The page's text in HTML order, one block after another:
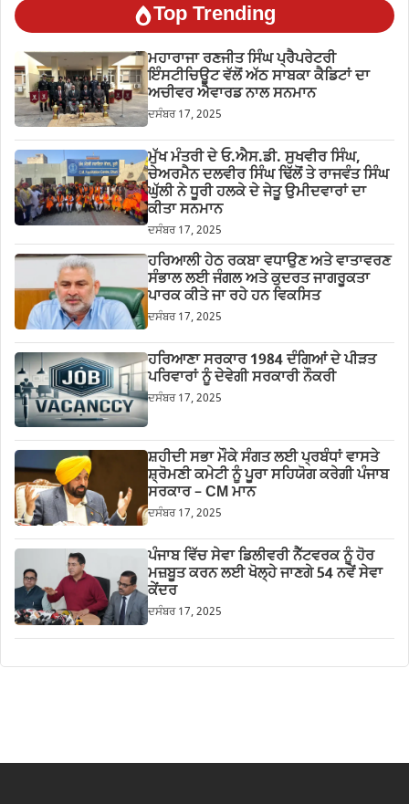
Top Trending
ਮਹਾਰਾਜਾ ਰਣਜੀਤ ਸਿੰਘ ਪ੍ਰੈਪਰੇਟਰੀ
ਇੰਸਟੀਚਿਊਟ ਵੱਲੋਂ ਅੱਠ ਸਾਬਕਾ ਕੈਡਿਟਾਂ ਦਾ
ਅਚੀਵਰ ਐਵਾਰਡ ਨਾਲ ਸਨਮਾਨ
ਦਸੰਬਰ 17, 2025
ਮੁੱਖ ਮੰਤਰੀ ਦੇ ਓ.ਐਸ.ਡੀ. ਸੁਖਵੀਰ ਸਿੰਘ,
ਚੇਅਰਮੈਨ ਦਲਵੀਰ ਸਿੰਘ ਢਿੱਲੋਂ ਤੇ ਰਾਜਵੰਤ ਸਿੰਘ
ਘੁੱਲੀ ਨੇ ਧੂਰੀ ਹਲਕੇ ਦੇ ਜੇਤੂ ਉਮੀਦਵਾਰਾਂ ਦਾ
ਕੀਤਾ ਸਨਮਾਨ
ਦਸੰਬਰ 17, 2025
ਹਰਿਆਲੀ ਹੇਠ ਰਕਬਾ ਵਧਾਉਣ ਅਤੇ ਵਾਤਾਵਰਣ
ਸੰਭਾਲ ਲਈ ਜੰਗਲ ਅਤੇ ਕੁਦਰਤ ਜਾਗਰੂਕਤਾ
ਪਾਰਕ ਕੀਤੇ ਜਾ ਰਹੇ ਹਨ ਵਿਕਸਿਤ
ਦਸੰਬਰ 17, 2025
ਹਰਿਆਣਾ ਸਰਕਾਰ 1984 ਦੰਗਿਆਂ ਦੇ ਪੀੜਤ
ਪਰਿਵਾਰਾਂ ਨੂੰ ਦੇਵੇਗੀ ਸਰਕਾਰੀ ਨੌਕਰੀ
ਦਸੰਬਰ 17, 2025
ਸ਼ਹੀਦੀ ਸਭਾ ਮੌਕੇ ਸੰਗਤ ਲਈ ਪ੍ਰਬੰਧਾਂ ਵਾਸਤੇ
ਸ਼੍ਰੋਮਣੀ ਕਮੇਟੀ ਨੂੰ ਪੂਰਾ ਸਹਿਯੋਗ ਕਰੇਗੀ ਪੰਜਾਬ
ਸਰਕਾਰ – CM ਮਾਨ
ਦਸੰਬਰ 17, 2025
ਪੰਜਾਬ ਵਿੱਚ ਸੇਵਾ ਡਿਲੀਵਰੀ ਨੈੱਟਵਰਕ ਨੂੰ ਹੋਰ
ਮਜ਼ਬੂਤ ਕਰਨ ਲਈ ਖੋਲ੍ਹੇ ਜਾਣਗੇ 54 ਨਵੇਂ ਸੇਵਾ
ਕੇਂਦਰ
ਦਸੰਬਰ 17, 2025